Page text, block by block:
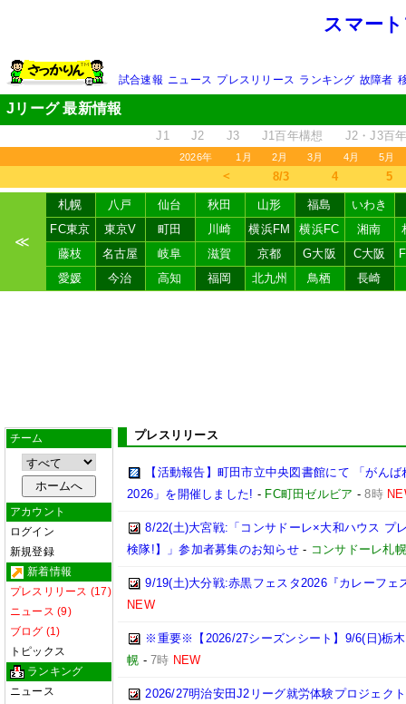
スマー
試合速報 ニュース プレスリリース ランキング 故障者
Jリーグ 最新情報
J1 J2 J3 J1百年構想 J2・J3百
2026年 1月 2月 3月 4月 5月
＜ 8/3 4 5
≪
札幌 八戸 仙台 秋田 山形 福島
いわき
FC東京
東京V 町田 川崎 横浜FM 横浜FC 湘南
藤枝
名古屋 岐阜 滋賀 京都 G大阪 C大阪
愛媛
今治 高知 福岡 北九州 鳥栖 長崎
チーム
アカウント
ログイン
新規登録
新着情報
プレスリリース (17)
ニュース (9)
ブログ (1)
トピックス
ランキング
ニュース
プレスリリース
【活動報告】町田市立中央図書館にて 「がん
2026」を開催しました! - FC町田ゼルビア -8時
8/22(土)大宮戦:「コンサドーレ×大和ハウス プ
検隊!】」参加者募集のお知らせ - コンサドーレ札幌
9/19(土)大分戦:赤黒フェスタ2026『カレーフェ
NEW
※重要※【2026/27シーズンシート】9/6(日)栃
幌 -7時 NEW
2026/27明治安田J2リーグ就労体験プロジェク